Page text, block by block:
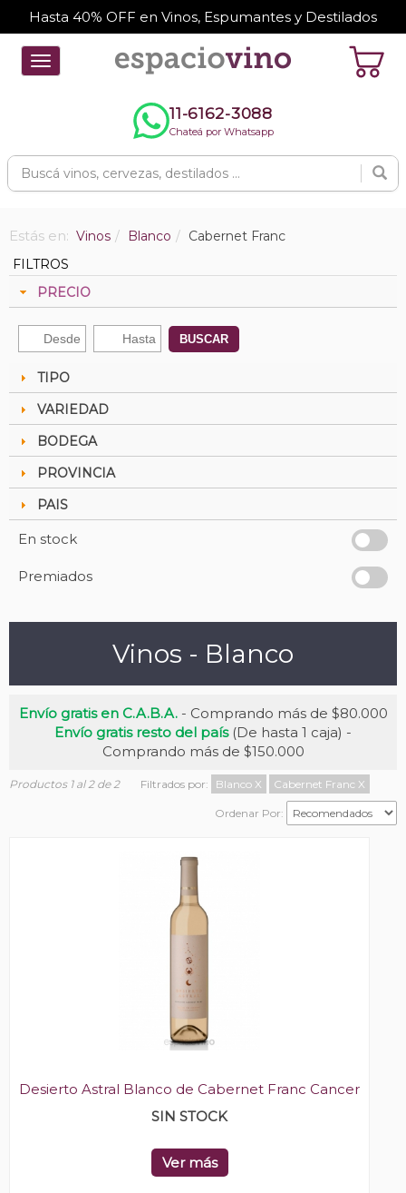
Hasta 40% OFF en Vinos, Espumantes y Destilados
Toggle
navigation
11-6162-3088
Chateá por Whatsapp
Estás en: Vinos Blanco
Cabernet Franc
FILTROS
PRECIO
BUSCAR
TIPO
VARIEDAD
BODEGA
PROVINCIA
PAIS
En stock
Premiados
Vinos - Blanco
Envío gratis en C.A.B.A.- Comprando más de $80.000
Envío gratis resto del país(De hasta 1 caja) -
Comprando más de $150.000
Productos 1 al 2 de 2 Filtrados por: Blanco X Cabernet Franc X
Ordenar Por:
Desierto Astral Blanco de Cabernet Franc Cancer
SIN STOCK
Ver más